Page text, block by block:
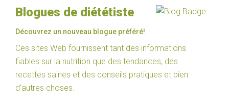
Blogues de diététiste
Découvrez un nouveau blogue préféré!
Ces sites Web fournissent tant des informations
fiables sur la nutrition que des tendances, des
recettes saines et des conseils pratiques et bien
d’autres choses.